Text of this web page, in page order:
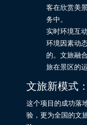
客在欣赏美
务中。
实时环境互
环境因素动
的。文旅融
旅在景区的
文旅新模式
这个项目的成功落
验，更为全国的文